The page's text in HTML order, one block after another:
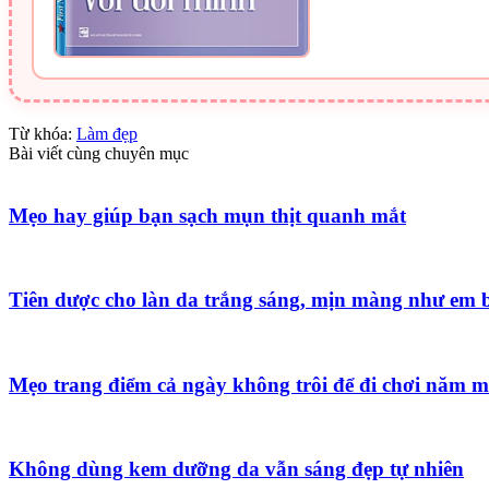
Từ khóa: Làm đẹp
Bài viết cùng chuyên mục
Mẹo hay giúp bạn sạch mụn thịt quanh mắt
Tiên dược cho làn da trắng sáng, mịn màng như em
Mẹo trang điểm cả ngày không trôi để đi chơi năm
Không dùng kem dưỡng da vẫn sáng đẹp tự nhiên